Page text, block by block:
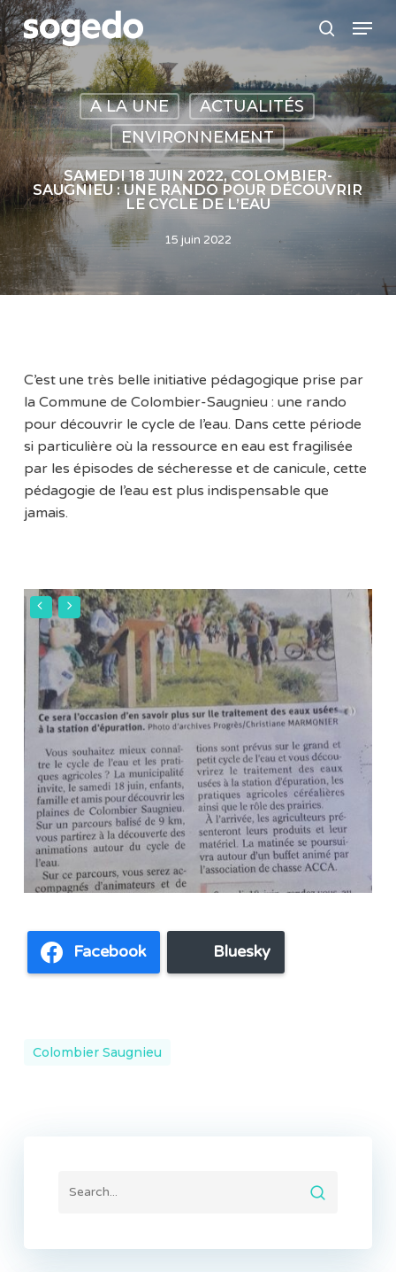
Skip
to
main
content
search
Menu
A LA UNE
ACTUALITÉS
ENVIRONNEMENT
SAMEDI 18 JUIN 2022, COLOMBIER-
SAUGNIEU : UNE RANDO POUR DÉCOUVRIR
LE CYCLE DE L’EAU
15 juin 2022
C’est une très belle initiative pédagogique prise par
la Commune de Colombier-Saugnieu : une rando
pour découvrir le cycle de l’eau. Dans cette période
si particulière où la ressource en eau est fragilisée
par les épisodes de sécheresse et de canicule, cette
pédagogie de l’eau est plus indispensable que
jamais.
Facebook Bluesky
Colombier Saugnieu